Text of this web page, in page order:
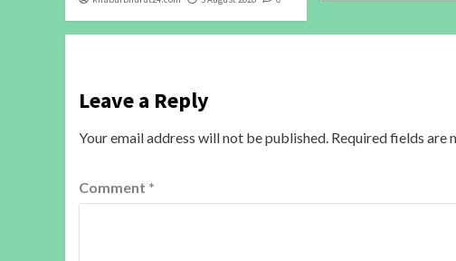
Leave a Reply
Your email address will not be published. Required fields are
Comment *